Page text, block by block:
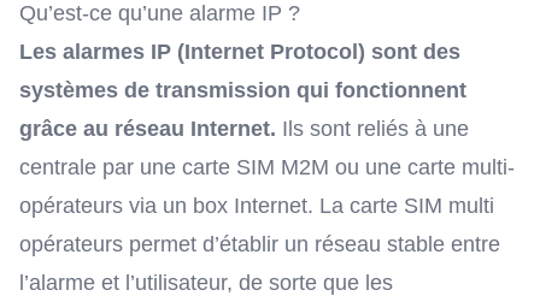
Qu’est-ce qu’une alarme IP ?
Les alarmes IP (Internet Protocol) sont des
systèmes de transmission qui fonctionnent
grâce au réseau Internet. Ils sont reliés à une
centrale par une carte SIM M2M ou une carte multi-
opérateurs via un box Internet. La carte SIM multi
opérateurs permet d’établir un réseau stable entre
l’alarme et l’utilisateur, de sorte que les